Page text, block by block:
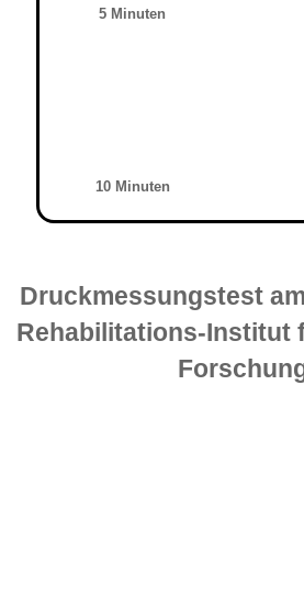
5 Minuten
10 Minuten
Druckmessungstest
Rehabilitations-Institut